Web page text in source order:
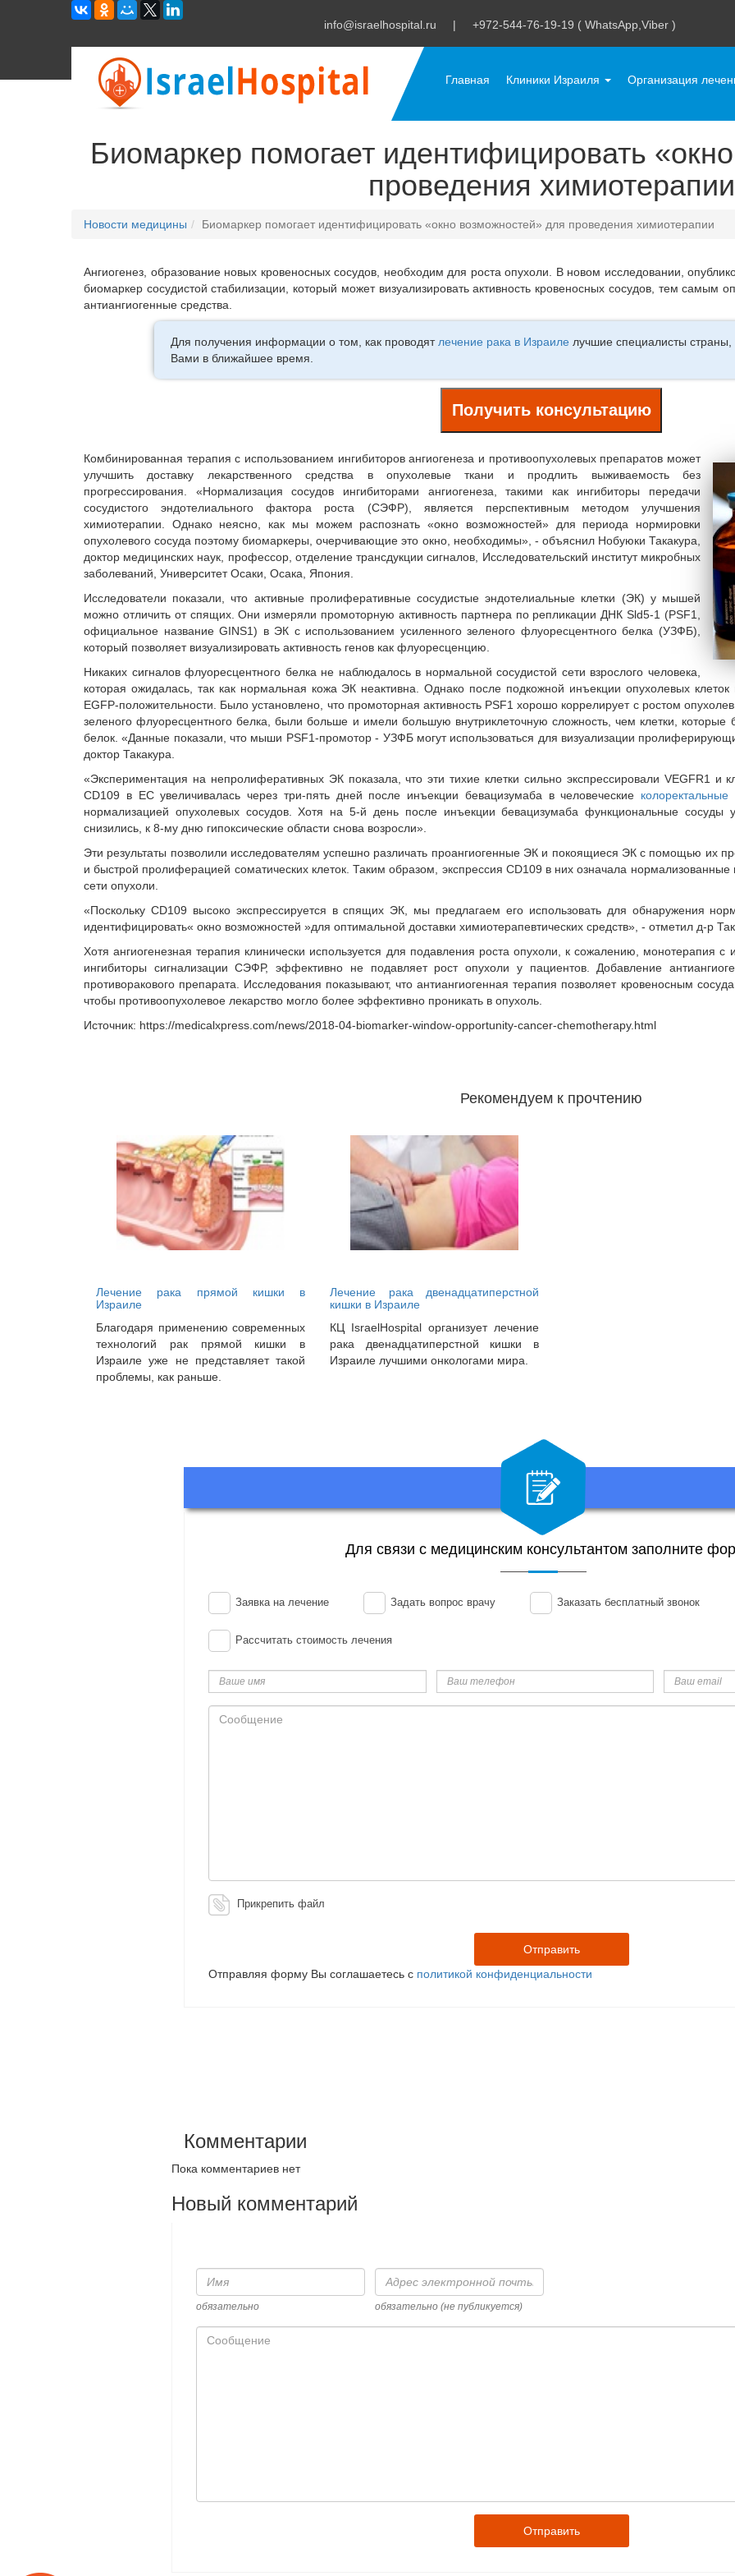
info@israelhospital.ru | +972-544-76-19-19 ( WhatsApp,Viber )
Главная Клиники Израиля Организация
Биомаркер помогает идентифицировать
проведения химиотерапии
Новости медицины Биомаркер помогает идентифицировать «окно возможностей» для проведения химиотерапии
Ангиогенез, образование новых кровеносных сосудов, необходим для роста опухоли. В новом исследовании,
биомаркер сосудистой стабилизации, который может визуализировать активность кровеносных сосудов, тем самым
антиангиогенные средства.
Для получения информации о том, как проводят лечение рака в Израиле лучшие специалисты страны,
Вами в ближайшее время.
Получить консультацию
Комбинированная терапия с использованием ингибиторов ангиогенеза и противоопухолевых препаратов может
улучшить доставку лекарственного средства в опухолевые ткани и продлить выживаемость без
прогрессирования. «Нормализация сосудов ингибиторами ангиогенеза, такими как ингибиторы передачи
сосудистого эндотелиального фактора роста (СЭФР), является перспективным методом улучшения
химиотерапии. Однако неясно, как мы можем распознать «окно возможностей» для периода нормировки
опухолевого сосуда поэтому биомаркеры, очерчивающие это окно, необходимы», - объяснил Нобуюки Такакура,
доктор медицинских наук, профессор, отделение трансдукции сигналов, Исследовательский институт микробных
заболеваний, Университет Осаки, Осака, Япония.
Исследователи показали, что активные пролиферативные сосудистые эндотелиальные клетки (ЭК) у мышей
можно отличить от спящих. Они измеряли промоторную активность партнера по репликации ДНК Sld5-1 (PSF1,
официальное название GINS1) в ЭК с использованием усиленного зеленого флуоресцентного белка (УЗФБ),
который позволяет визуализировать активность генов как флуоресценцию.
Никаких сигналов флуоресцентного белка не наблюдалось в нормальной сосудистой сети взрослого человека,
которая ожидалась, так как нормальная кожа ЭК неактивна. Однако после подкожной инъекции опухолевых
EGFP-положительности. Было установлено, что промоторная активность PSF1 хорошо коррелирует с ростом
зеленого флуоресцентного белка, были больше и имели большую внутриклеточную сложность, чем клетки,
белок. «Данные показали, что мыши PSF1-промотор - УЗФБ могут использоваться для визуализации
доктор Такакура.
«Экспериментация на непролиферативных ЭК показала, что эти тихие клетки сильно экспрессировали VEGFR1 и
CD109 в EC увеличивалась через три-пять дней после инъекции бевацизумаба в человеческие
нормализацией опухолевых сосудов. Хотя на 5-й день после инъекции бевацизумаба функциональные сосуды
снизились, к 8-му дню гипоксические области снова возросли».
Эти результаты позволили исследователям успешно различать проангиогенные ЭК и покоящиеся ЭК с помощью их
и быстрой пролиферацией соматических клеток. Таким образом, экспрессия CD109 в них означала
сети опухоли.
«Поскольку CD109 высоко экспрессируется в спящих ЭК, мы предлагаем его использовать для обнаружения
идентифицировать« окно возможностей »для оптимальной доставки химиотерапевтических средств», - отметил д-р
Хотя ангиогенезная терапия клинически используется для подавления роста опухоли, к сожалению, монотерапия с
ингибиторы сигнализации СЭФР, эффективно не подавляет рост опухоли у пациентов. Добавление
противоракового препарата. Исследования показывают, что антиангиогенная терапия позволяет кровеносным
чтобы противоопухолевое лекарство могло более эффективно проникать в опухоль.
Источник: https://medicalxpress.com/news/2018-04-biomarker-window-opportunity-cancer-chemotherapy.html
Рекомендуем к прочтению
Лечение рака прямой кишки в
Израиле
Благодаря применению современных
технологий рак прямой кишки в
Израиле уже не представляет такой
проблемы, как раньше.
Лечение рака двенадцатиперстной
кишки в Израиле
КЦ IsraelHospital организует лечение
рака двенадцатиперстной кишки в
Израиле лучшими онкологами мира.
Для связи с медицинским консультантом заполните
Заявка на лечение Задать вопрос врачу Заказать бесплатный звонок
Рассчитать стоимость лечения
имя
телефон
email
Сообщение
Прикрепить файл
Отправляя форму Вы соглашаетесь с политикой конфиденциальности
Комментарии
Пока комментариев нет
Новый комментарий
Имя
обязательно
Адрес
электронной
почты
обязательно (не публикуется)
Сообщение